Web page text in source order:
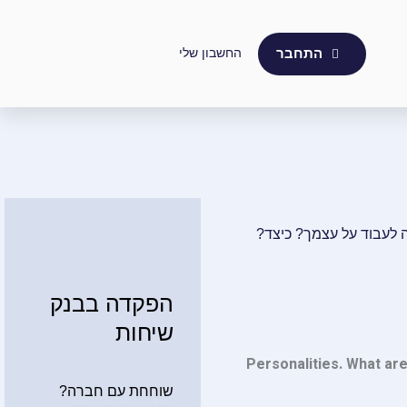
התחבר החשבון שלי
Personalities. What
הפקדה בבנק
שיחות
שוחחת עם חברה?